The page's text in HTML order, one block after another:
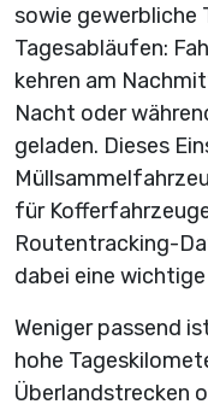
sowie gewerbliche
Tagesabläufen:
kehren am
Nacht oder
geladen. Dieses
für
Routentracking-
dabei eine
Weniger passend
hohe
Überlandstrecken